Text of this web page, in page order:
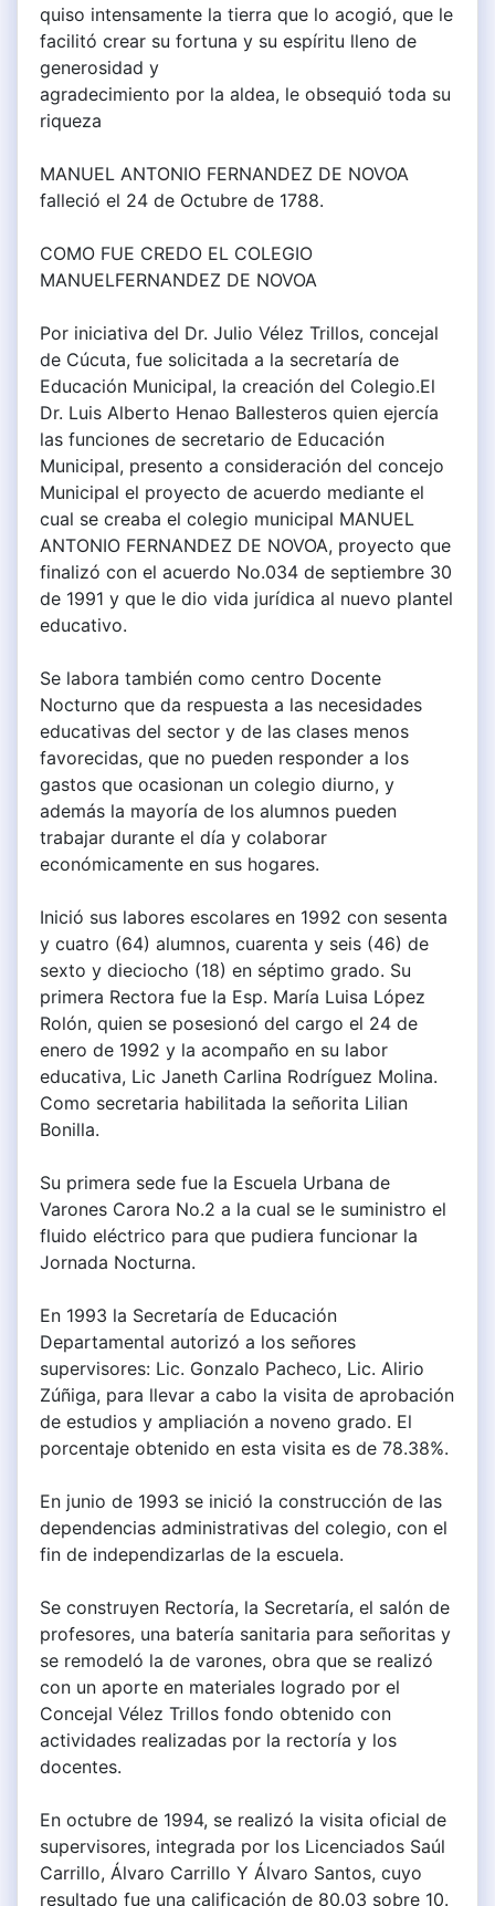
quiso intensamente la tierra que lo acogió, que le
facilitó crear su fortuna y su espíritu lleno de
generosidad y
agradecimiento por la aldea, le obsequió toda su
riqueza
MANUEL ANTONIO FERNANDEZ DE NOVOA
falleció el 24 de Octubre de 1788.
COMO FUE CREDO EL COLEGIO
MANUELFERNANDEZ DE NOVOA
Por iniciativa del Dr. Julio Vélez Trillos, concejal
de Cúcuta, fue solicitada a la secretaría de
Educación Municipal, la creación del Colegio.El
Dr. Luis Alberto Henao Ballesteros quien ejercía
las funciones de secretario de Educación
Municipal, presento a consideración del concejo
Municipal el proyecto de acuerdo mediante el
cual se creaba el colegio municipal MANUEL
ANTONIO FERNANDEZ DE NOVOA, proyecto que
finalizó con el acuerdo No.034 de septiembre 30
de 1991 y que le dio vida jurídica al nuevo plantel
educativo.
Se labora también como centro Docente
Nocturno que da respuesta a las necesidades
educativas del sector y de las clases menos
favorecidas, que no pueden responder a los
gastos que ocasionan un colegio diurno, y
además la mayoría de los alumnos pueden
trabajar durante el día y colaborar
económicamente en sus hogares.
Inició sus labores escolares en 1992 con sesenta
y cuatro (64) alumnos, cuarenta y seis (46) de
sexto y dieciocho (18) en séptimo grado. Su
primera Rectora fue la Esp. María Luisa López
Rolón, quien se posesionó del cargo el 24 de
enero de 1992 y la acompaño en su labor
educativa, Lic Janeth Carlina Rodríguez Molina.
Como secretaria habilitada la señorita Lilian
Bonilla.
Su primera sede fue la Escuela Urbana de
Varones Carora No.2 a la cual se le suministro el
fluido eléctrico para que pudiera funcionar la
Jornada Nocturna.
En 1993 la Secretaría de Educación
Departamental autorizó a los señores
supervisores: Lic. Gonzalo Pacheco, Lic. Alirio
Zúñiga, para llevar a cabo la visita de aprobación
de estudios y ampliación a noveno grado. El
porcentaje obtenido en esta visita es de 78.38%.
En junio de 1993 se inició la construcción de las
dependencias administrativas del colegio, con el
fin de independizarlas de la escuela.
Se construyen Rectoría, la Secretaría, el salón de
profesores, una batería sanitaria para señoritas y
se remodeló la de varones, obra que se realizó
con un aporte en materiales logrado por el
Concejal Vélez Trillos fondo obtenido con
actividades realizadas por la rectoría y los
docentes.
En octubre de 1994, se realizó la visita oficial de
supervisores, integrada por los Licenciados Saúl
Carrillo, Álvaro Carrillo Y Álvaro Santos, cuyo
resultado fue una calificación de 80.03 sobre 10.